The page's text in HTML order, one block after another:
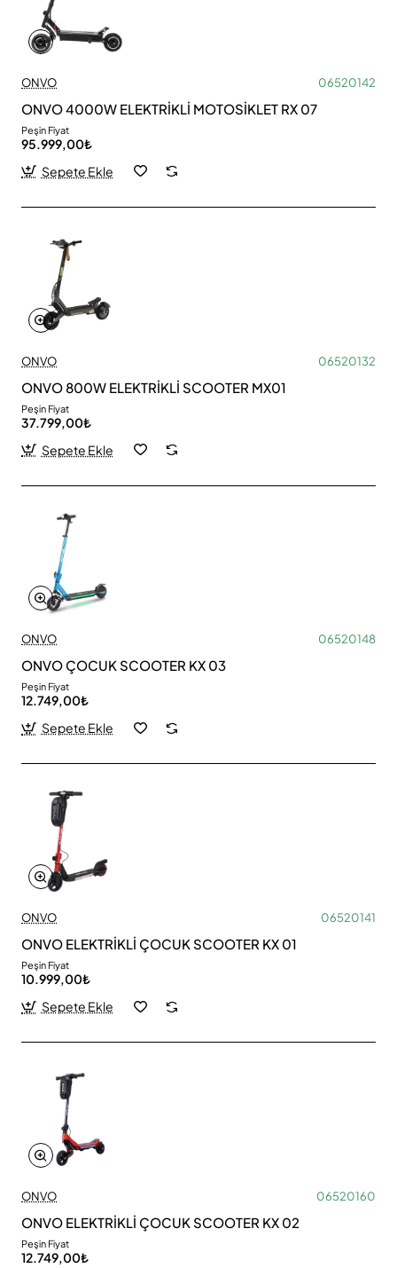
ONVO 06520142
ONVO 4000W ELEKTRİKLİ MOTOSİKLET RX 07
Peşin Fiyat
95.999,00₺
Sepete Ekle
ONVO 06520132
ONVO 800W ELEKTRİKLİ SCOOTER MX01
Peşin Fiyat
37.799,00₺
Sepete Ekle
ONVO 06520148
ONVO ÇOCUK SCOOTER KX 03
Peşin Fiyat
12.749,00₺
Sepete Ekle
ONVO 06520141
ONVO ELEKTRİKLİ ÇOCUK SCOOTER KX 01
Peşin Fiyat
10.999,00₺
Sepete Ekle
ONVO 06520160
ONVO ELEKTRİKLİ ÇOCUK SCOOTER KX 02
Peşin Fiyat
12.749,00₺